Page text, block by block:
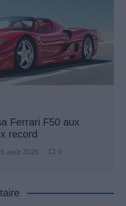
Ferrari F50 aux
record
5 août 2026 0